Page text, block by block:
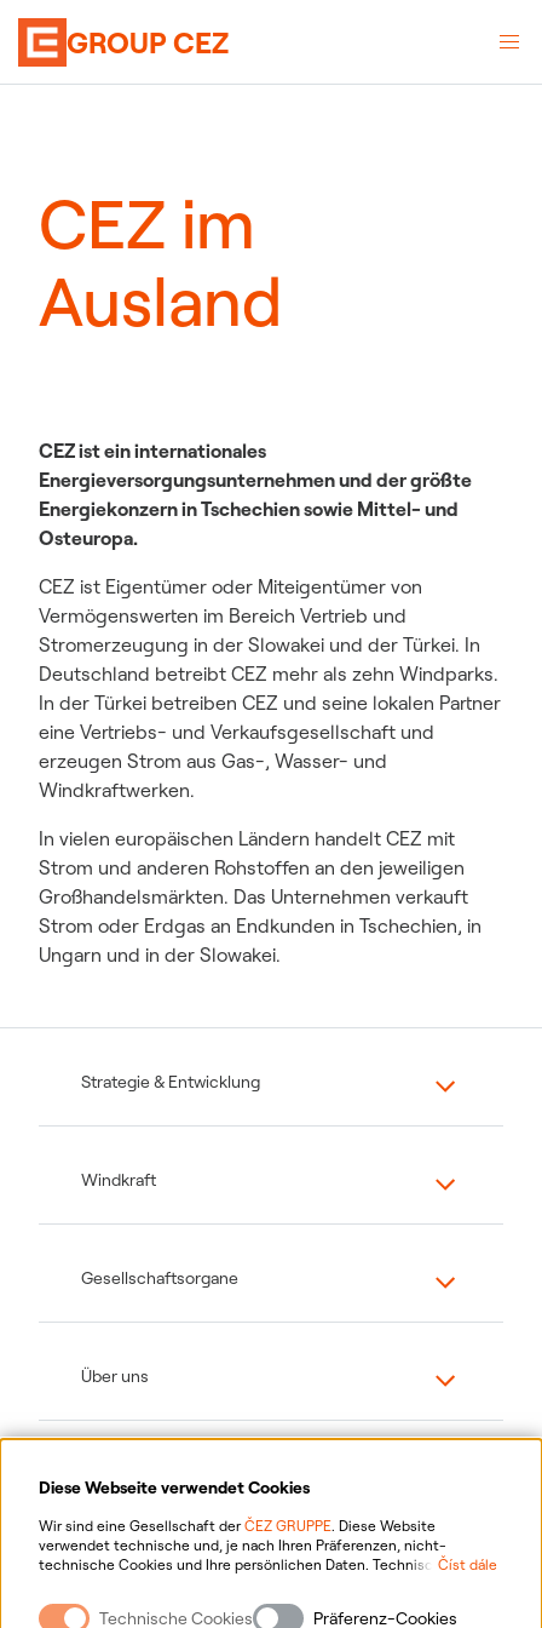
Diese Webseite verwendet Cookies
Wir sind eine Gesellschaft derČEZ GRUPPE. Diese Website
verwendet technische und, je nach Ihren Präferenzen, nicht-
technische Cookies und Ihre persönlichen Daten. Technische
technische Cookies werden hauptsächlich verwendet, um die
Website auf Ihre Präferenzen zuzuschneiden, um Werbung zu
Číst dále
Technische Cookies Präferenz-Cookies
GROUP CEZ
CEZ im
Ausland
CEZ ist ein internationales
Energieversorgungsunternehmen und der größte
Energiekonzern in Tschechien sowie Mittel- und
Osteuropa.
CEZ ist Eigentümer oder Miteigentümer von
Vermögenswerten im Bereich Vertrieb und
Stromerzeugung in der Slowakei und der Türkei. In
Deutschland betreibt CEZ mehr als zehn Windparks.
In der Türkei betreiben CEZ und seine lokalen Partner
eine Vertriebs- und Verkaufsgesellschaft und
erzeugen Strom aus Gas-, Wasser- und
Windkraftwerken.
In vielen europäischen Ländern handelt CEZ mit
Strom und anderen Rohstoffen an den jeweiligen
Großhandelsmärkten. Das Unternehmen verkauft
Strom oder Erdgas an Endkunden in Tschechien, in
Ungarn und in der Slowakei.
Strategie & Entwicklung
Windkraft
Gesellschaftsorgane
Über uns